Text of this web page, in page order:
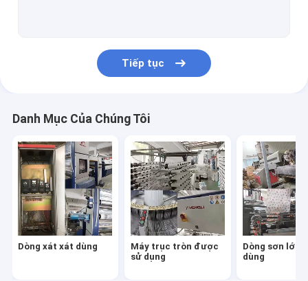
Máy cuộn sử dụng
Tiếp tục
Danh Mục Của Chúng Tôi
Dòng xát xát dùng
Máy trục tròn được
sử dụng
Dòng sơn lớp
dùng